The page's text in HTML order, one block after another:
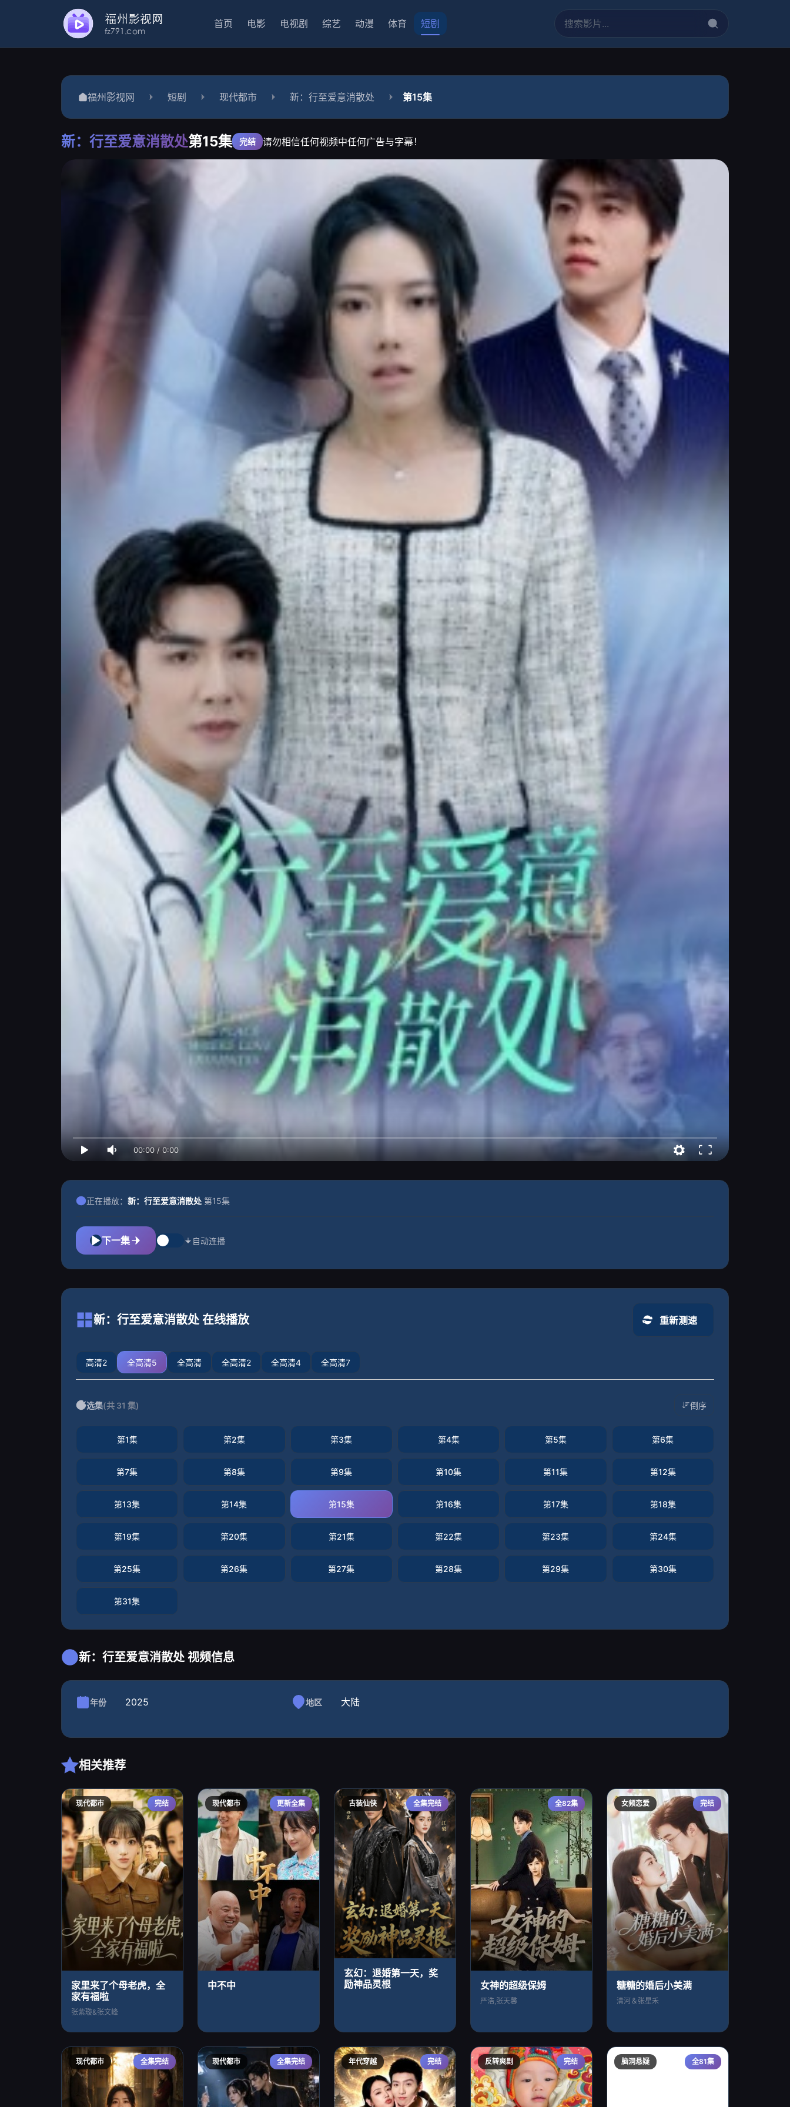
首页 电影 电视剧 综艺 动漫 体育 短剧
福州影视网 短剧 现代都市 新：行至爱意消散处 第15集
新：行至爱意消散处第15集 完结 请勿相信任何视频中任何广告与字幕！
00:00/ 0:00
正在播放： 新：行至爱意消散处 第15集
下一集 自动连播
新：行至爱意消散处 在线播放 重新测速
高清2 全高清5 全高清 全高清2 全高清4 全高清7
选集(共 31 集) 倒序
第1集 第2集 第3集 第4集 第5集 第6集
第7集 第8集 第9集 第10集 第11集 第12集
第13集 第14集 第15集 第16集 第17集 第18集
第19集 第20集 第21集 第22集 第23集 第24集
第25集 第26集 第27集 第28集 第29集 第30集
第31集
新：行至爱意消散处 视频信息
年份 2025 地区 大陆
相关推荐
现代都市 完结
家里来了个母老虎，全
家有福啦
张紫璇&张文峰
现代都市 更新全集
中不中
古装仙侠 全集完结
玄幻：退婚第一天，奖
励神品灵根
全82集
女神的超级保姆
严浩,张天馨
女频恋爱 完结
糖糖的婚后小美满
清河＆张星禾
现代都市 全集完结 现代都市 全集完结 年代穿越 完结 反转爽剧 完结 脑洞悬疑 全81集